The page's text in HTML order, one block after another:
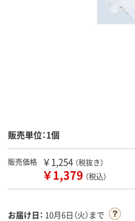
販売単位：1個
販売価格 ￥1,254 （税抜き）
￥1,379 （税込）
お届け日： 10月6日（火）まで